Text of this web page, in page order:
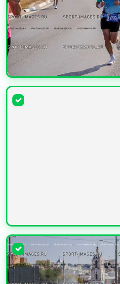
УВЕЛИЧИТЬ
УВЕЛИЧИТЬ